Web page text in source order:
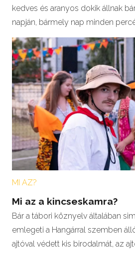
kedves és aranyos dokik állnak
napján, bármely nap minden
MI AZ?
Mi az a kincseskamra?
Bár a tábori köznyelv általában
emlegeti a Hangárral szemben
ajtóval védett kis birodalmát, az